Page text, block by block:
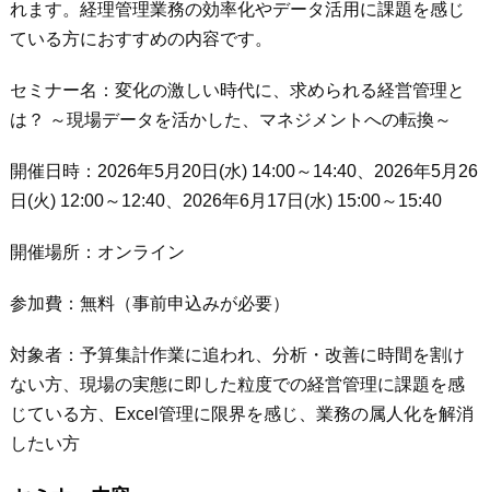
れます。経理管理業務の効率化やデータ活用に課題を感じ
ている方におすすめの内容です。
セミナー名：変化の激しい時代に、求められる経営管理と
は？ ～現場データを活かした、マネジメントへの転換～
開催日時：2026年5月20日(水) 14:00～14:40、2026年5月26
日(火) 12:00～12:40、2026年6月17日(水) 15:00～15:40
開催場所：オンライン
参加費：無料（事前申込みが必要）
対象者：予算集計作業に追われ、分析・改善に時間を割け
ない方、現場の実態に即した粒度での経営管理に課題を感
じている方、Excel管理に限界を感じ、業務の属人化を解消
したい方